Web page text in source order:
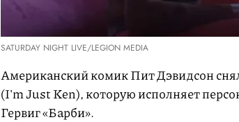
SATURDAY NIGHT LIVE/LEGION MEDIA
Американский комик Пит Дэвидсон
(I'm Just Ken), которую исполняет
Гервиг «Барби».